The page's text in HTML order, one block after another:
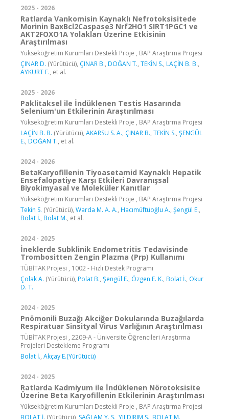
2025 - 2026
Ratlarda Vankomisin Kaynaklı Nefrotoksisitede
Morinin BaxBcl2Caspase3 Nrf2HO1 SIRT1PGC1 ve
AKT2FOXO1A Yolakları Üzerine Etkisinin
Araştırılması
Yükseköğretim Kurumları Destekli Proje , BAP Araştırma Projesi
ÇINAR D. (Yürütücü), ÇINAR B., DOĞAN T., TEKİN S., LAÇİN B. B.,
AYKURT F., et al.
2025 - 2026
Paklitaksel ile İndüklenen Testis Hasarında
Selenium'un Etkilerinin Araştırılması
Yükseköğretim Kurumları Destekli Proje , BAP Araştırma Projesi
LAÇİN B. B. (Yürütücü), AKARSU S. A., ÇINAR B., TEKİN S., ŞENGÜL
E., DOĞAN T., et al.
2024 - 2026
BetaKaryofillenin Tiyoasetamid Kaynaklı Hepatik
Ensefalopatiye Karşı Etkileri Davranışsal
Biyokimyasal ve Moleküler Kanıtlar
Yükseköğretim Kurumları Destekli Proje , BAP Araştırma Projesi
Tekin S. (Yürütücü), Warda M. A. A., Hacımüftüoğlu A., Şengül E.,
Bolat İ., Bolat M., et al.
2024 - 2025
İneklerde Subklinik Endometritis Tedavisinde
Trombositten Zengin Plazma (Prp) Kullanımı
TÜBİTAK Projesi , 1002 - Hızlı Destek Programı
Çolak A. (Yürütücü), Polat B., Şengül E., Özgen E. K., Bolat İ., Okur
D. T.
2024 - 2025
Pnömonili Buzağı Akciğer Dokularında Buzağılarda
Respiratuar Sinsityal Virus Varlığının Araştırılması
TÜBİTAK Projesi , 2209-A - Üniversite Öğrencileri Araştırma
Projeleri Destekleme Programı
Bolat İ., Akçay E.(Yürütücü)
2024 - 2025
Ratlarda Kadmiyum ile İndüklenen Nörotoksisite
Üzerine Beta Karyofillenin Etkilerinin Araştırılması
Yükseköğretim Kurumları Destekli Proje , BAP Araştırma Projesi
BOLAT İ. (Yürütücü), SAĞLAM Y. S. YILDIRIM S. BOLAT M.